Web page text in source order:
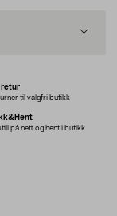
retur
til valgfri butikk
på nett og hent i butikk